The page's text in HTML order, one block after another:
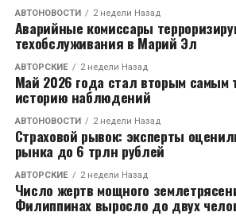
АВТОНОВОСТИ 2 недели Назад
Аварийные комиссары
техобслуживания в Марий Эл
АВТОРСКИЕ 2 недели Назад
Май 2026 года стал вторым самым
историю наблюдений
АВТОНОВОСТИ 2 недели Назад
Страховой рывок: эксперты
рынка до 6 трлн рублей
АВТОРСКИЕ 2 недели Назад
Число жертв мощного
Филиппинах выросло до двух